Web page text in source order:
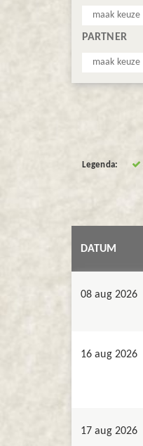
maak keuze
PARTNER
maak keuze
Legenda:
DATUM
08 aug 2026
16 aug 2026
17 aug 2026